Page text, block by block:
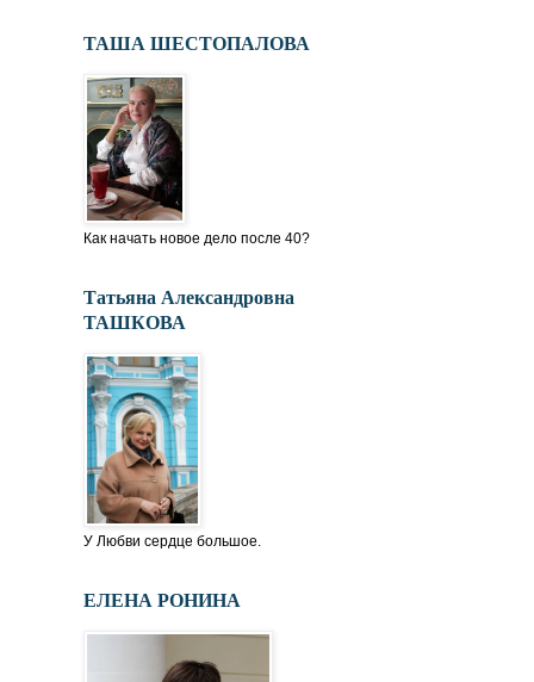
ТАША ШЕСТОПАЛОВА
Как начать новое дело после 40?
Татьяна Александровна
ТАШКОВА
У Любви сердце большое.
ЕЛЕНА РОНИНА